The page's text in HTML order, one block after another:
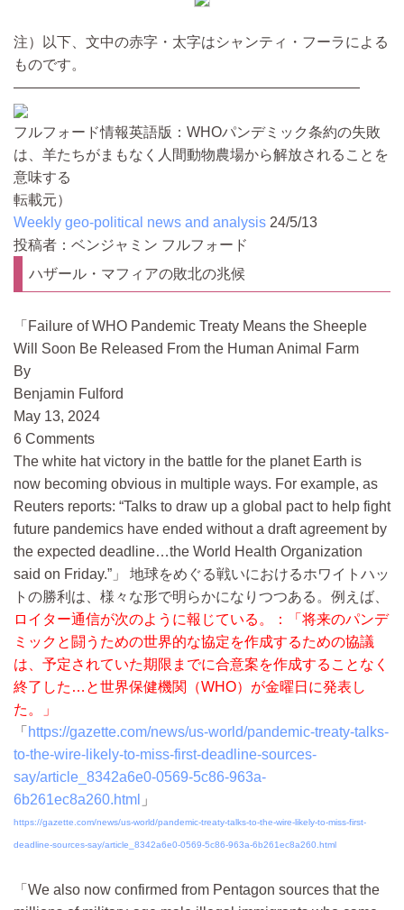
注）以下、文中の赤字・太字はシャンティ・フーラによる
ものです。
————————————————————————
フルフォード情報英語版：WHOパンデミック条約の失敗
は、羊たちがまもなく人間動物農場から解放されることを
意味する
転載元）
Weekly geo-political news and analysis 24/5/13
投稿者：ベンジャミン フルフォード
ハザール・マフィアの敗北の兆候
Failure of WHO Pandemic Treaty Means the Sheeple
Will Soon Be Released From the Human Animal Farm
By
Benjamin Fulford
May 13, 2024
6 Comments
The white hat victory in the battle for the planet Earth is
now becoming obvious in multiple ways. For example, as
Reuters reports: “Talks to draw up a global pact to help fight
future pandemics have ended without a draft agreement by
the expected deadline…the World Health Organization
said on Friday.”
地球をめぐる戦いにおけるホワイトハッ
トの勝利は、様々な形で明らかになりつつある。例えば、
ロイター通信が次のように報じている。：「将来のパンデ
ミックと闘うための世界的な協定を作成するための協議
は、予定されていた期限までに合意案を作成することなく
終了した…と世界保健機関（WHO）が金曜日に発表し
た。」
https://gazette.com/news/us-world/pandemic-treaty-talks-
to-the-wire-likely-to-miss-first-deadline-sources-
say/article_8342a6e0-0569-5c86-963a-
6b261ec8a260.html
https://gazette.com/news/us-world/pandemic-treaty-talks-to-the-wire-likely-to-miss-first-
deadline-sources-say/article_8342a6e0-0569-5c86-963a-6b261ec8a260.html
We also now confirmed from Pentagon sources that the